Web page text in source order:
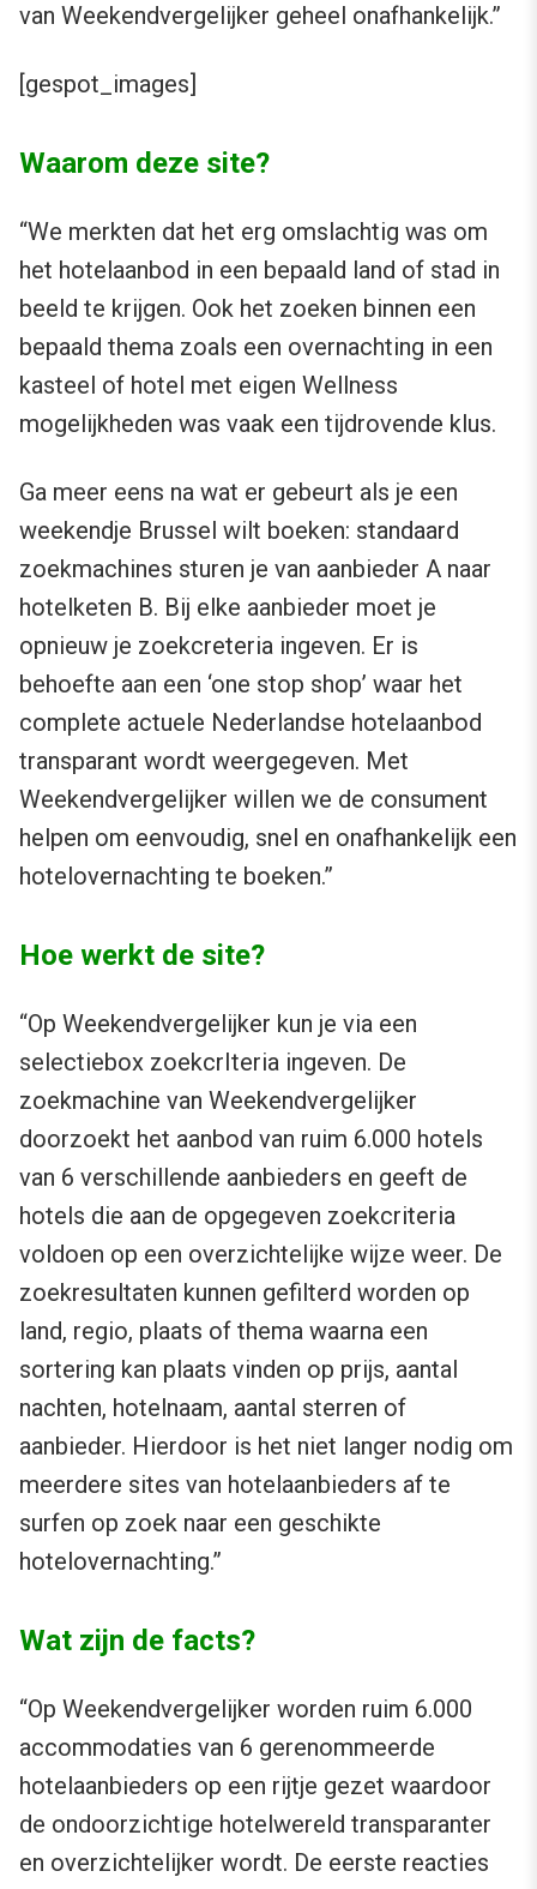
van Weekendvergelijker geheel onafhankelijk.”
[gespot_images]
Waarom deze site?
“We merkten dat het erg omslachtig was om
het hotelaanbod in een bepaald land of stad in
beeld te krijgen. Ook het zoeken binnen een
bepaald thema zoals een overnachting in een
kasteel of hotel met eigen Wellness
mogelijkheden was vaak een tijdrovende klus.
Ga meer eens na wat er gebeurt als je een
weekendje Brussel wilt boeken: standaard
zoekmachines sturen je van aanbieder A naar
hotelketen B. Bij elke aanbieder moet je
opnieuw je zoekcreteria ingeven. Er is
behoefte aan een ‘one stop shop’ waar het
complete actuele Nederlandse hotelaanbod
transparant wordt weergegeven. Met
Weekendvergelijker willen we de consument
helpen om eenvoudig, snel en onafhankelijk een
hotelovernachting te boeken.”
Hoe werkt de site?
“Op Weekendvergelijker kun je via een
selectiebox zoekcrIteria ingeven. De
zoekmachine van Weekendvergelijker
doorzoekt het aanbod van ruim 6.000 hotels
van 6 verschillende aanbieders en geeft de
hotels die aan de opgegeven zoekcriteria
voldoen op een overzichtelijke wijze weer. De
zoekresultaten kunnen gefilterd worden op
land, regio, plaats of thema waarna een
sortering kan plaats vinden op prijs, aantal
nachten, hotelnaam, aantal sterren of
aanbieder. Hierdoor is het niet langer nodig om
meerdere sites van hotelaanbieders af te
surfen op zoek naar een geschikte
hotelovernachting.”
Wat zijn de facts?
“Op Weekendvergelijker worden ruim 6.000
accommodaties van 6 gerenommeerde
hotelaanbieders op een rijtje gezet waardoor
de ondoorzichtige hotelwereld transparanter
en overzichtelijker wordt. De eerste reacties